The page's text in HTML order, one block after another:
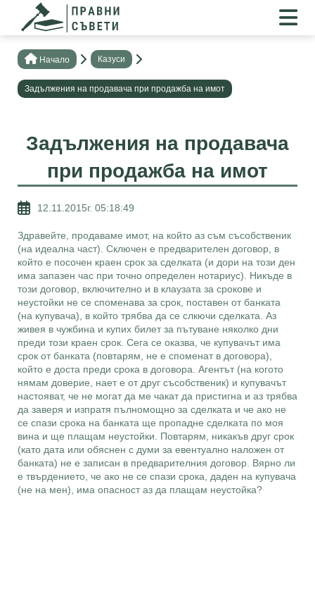
Нaчало Казуси
Задължения на продавача при продажба на имот
Задължения на продавача
при продажба на имот
12.11.2015г. 05:18:49
Здравейте, продаваме имот, на който аз съм съсобственик
(на идеална част). Сключен е предварителен договор, в
който е посочен краен срок за сделката (и дори на този ден
има запазен час при точно определен нотариус). Никъде в
този договор, включително и в клаузата за срокове и
неустойки не се споменава за срок, поставен от банката
(на купувача), в който трябва да се слкючи сделката. Аз
живея в чужбина и купих билет за пътуване няколко дни
преди този краен срок. Сега се оказва, че купувачът има
срок от банката (повтарям, не е споменат в договора),
който е доста преди срока в договора. Агентът (на когото
нямам доверие, нает е от друг съсобственик) и купувачът
настояват, че не могат да ме чакат да пристигна и аз трябва
да заверя и изпратя пълномощно за сделката и че ако не
се спази срока на банката ще пропадне сделката по моя
вина и ще плащам неустойки. Повтарям, никакъв друг срок
(като дата или обяснен с думи за евентуално наложен от
банката) не е записан в предварителния договор. Вярно ли
е твърдението, че ако не се спази срока, даден на купувача
(не на мен), има опасност аз да плащам неустойка?